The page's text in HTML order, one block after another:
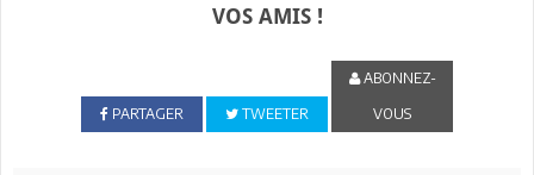
VOS AMIS !
PARTAGER TWEETER
ABONNEZ-
VOUS